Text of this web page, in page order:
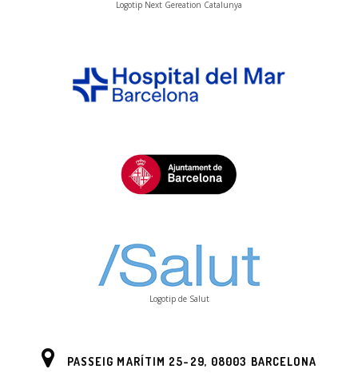
Logotip Next Gereation Catalunya
Logotip de Salut
PASSEIG MARÍTIM 25-29, 08003 BARCELONA